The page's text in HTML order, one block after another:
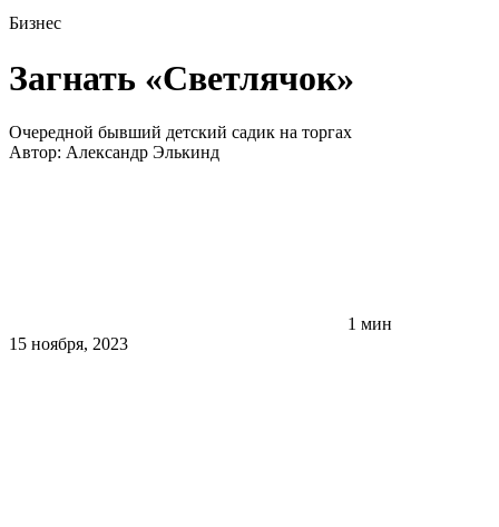
Бизнес
Загнать «Светлячок»
Очередной бывший детский садик на торгах
Автор: Александр Элькинд
1 мин
15 ноября, 2023